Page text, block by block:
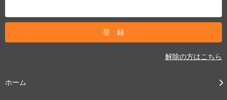
解除の方はこちら
ホーム